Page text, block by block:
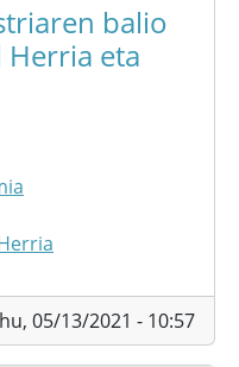
balio
Herria eta
05/13/2021 - 10:57